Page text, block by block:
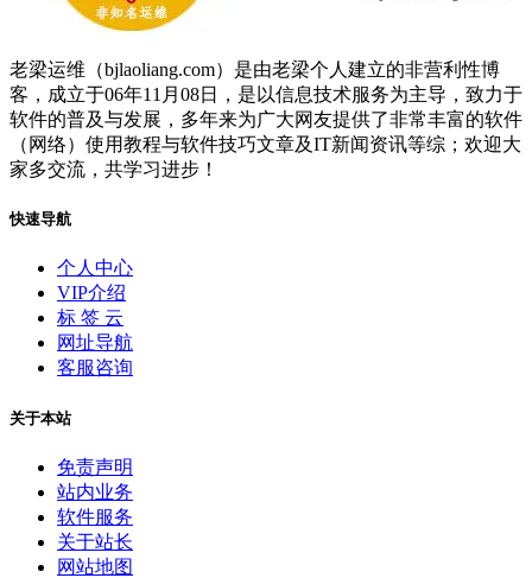
老梁运维（bjlaoliang.com）是由老梁个人建立的非营利性博
客，成立于06年11月08日，是以信息技术服务为主导，致力于
软件的普及与发展，多年来为广大网友提供了非常丰富的软件
（网络）使用教程与软件技巧文章及IT新闻资讯等综；欢迎大
家多交流，共学习进步！
快速导航
个人中心
VIP介绍
标 签 云
网址导航
客服咨询
关于本站
免责声明
站内业务
软件服务
关于站长
网站地图